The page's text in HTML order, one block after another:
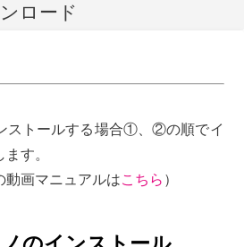
ロード
ストールする場合①、②の順でイ
す。
動画マニュアルはこちら ）